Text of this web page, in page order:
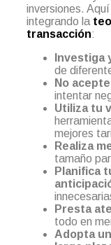
inversiones.
integrando la
transacción:
Investiga
de
No
intentar
Utiliza tu
mejores
Realiza
tamaño
Planifica
Presta
todo en
Adopta